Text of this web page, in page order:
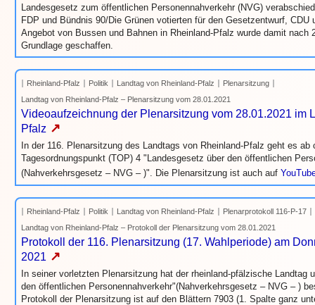
Landesgesetz zum öffentlichen Personennahverkehr (NVG)
FDP und Bündnis 90/Die Grünen votierten für den Gesetzentwurf,
Angebot von Bussen und Bahnen in Rheinland-Pfalz wurde damit nach
Grundlage geschaffen.
Rheinland-Pfalz Politik Landtag von Rheinland-Pfalz
Plenarsitzung
Landtag von Rheinland-Pfalz – Plenarsitzung vom 28.01.2021
Videoaufzeichnung der Plenarsitzung vom 28.01.2021 im
Pfalz ↗
In der 116. Plenarsitzung des Landtags von Rheinland-Pfalz geht es
Tagesordnungspunkt (TOP) 4 "Landesgesetz über den öffentlichen
(Nahverkehrsgesetz – NVG – )". Die Plenarsitzung ist auch auf
Rheinland-Pfalz Politik Landtag von Rheinland-Pfalz
Plenarprotokoll 116-P-17
Landtag von Rheinland-Pfalz – Protokoll der Plenarsitzung vom 28.01.2021
Protokoll der 116. Plenarsitzung (17. Wahlperiode) am
2021 ↗
In seiner vorletzten Plenarsitzung hat der rheinland-pfälzische Landtag
den öffentlichen Personennahverkehr"(Nahverkehrsgesetz – NVG – )
Protokoll der Plenarsitzung ist auf den Blättern 7903 (1. Spalte ganz